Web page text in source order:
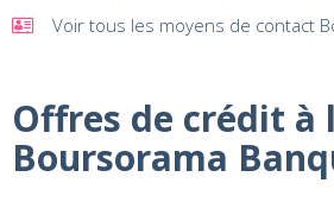
Voir tous les moyens de contact
Offres de crédit à
Boursorama